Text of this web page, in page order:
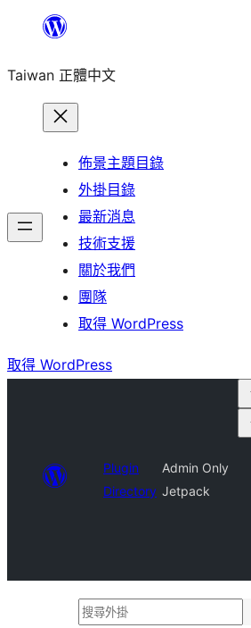
主
Taiwan 正體中文
佈景主題目錄
外掛目錄
最新消息
技術支援
關於我們
團隊
取得 WordPress
取得 WordPress
Plugin
Directory
Admin Only
Jetpack
搜